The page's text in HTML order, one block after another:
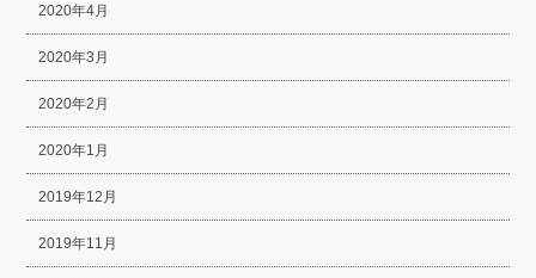
2020年4月
2020年3月
2020年2月
2020年1月
2019年12月
2019年11月